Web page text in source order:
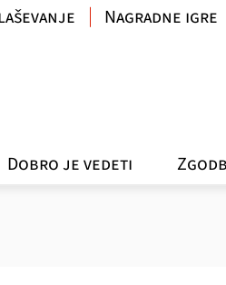
Dobro je vedeti
Nagradne igre